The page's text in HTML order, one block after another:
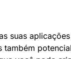
suas
também